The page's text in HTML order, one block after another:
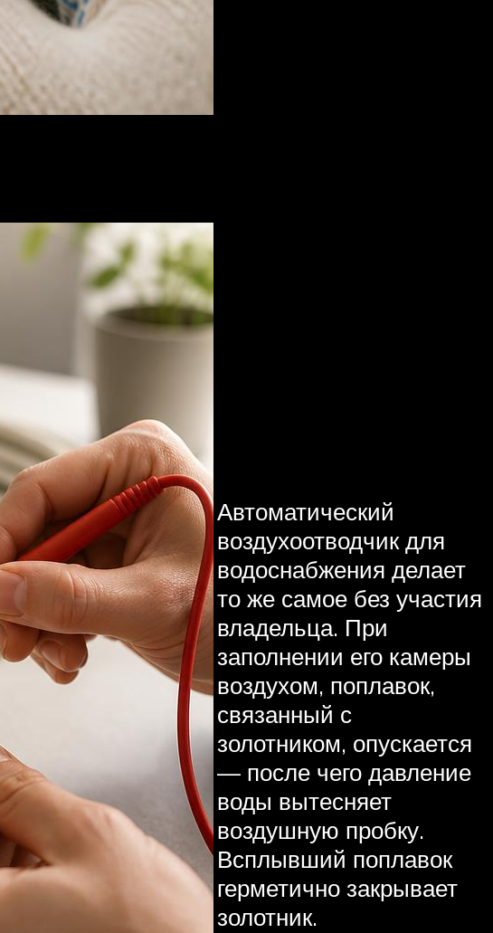
Автоматический
воздухоотводчик для
водоснабжения делает
то же самое без участия
владельца. При
заполнении его камеры
воздухом, поплавок,
связанный с
золотником, опускается
— после чего давление
воды вытесняет
воздушную пробку.
Всплывший поплавок
герметично закрывает
золотник.